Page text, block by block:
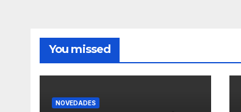
You missed
NOVEDADES